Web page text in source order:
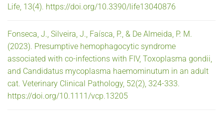
Life, 13(4). https://doi.org/10.3390/life13040876
Fonseca, J., Silveira, J., Faísca, P., & De Almeida, P. M.
(2023). Presumptive hemophagocytic syndrome
associated with co-infections with FIV, Toxoplasma gondii,
and Candidatus mycoplasma haemominutum in an adult
cat. Veterinary Clinical Pathology, 52(2), 324-333.
https://doi.org/10.1111/vcp.13205